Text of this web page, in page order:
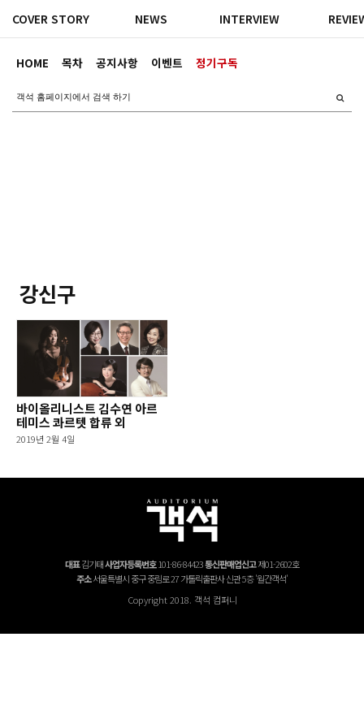
HOME 목차 공지사항 이벤트 정기구독
COVER STORY NEWS INTERVIEW
강신구
바이올리니스트 김수연 아르
테미스 콰르텟 합류 외
2019년 2월 4일
대표김기태사업자등록번호101-86-84423통신판매업신고제01-2602호
주소서울특별시 중구 중림로 27 가톨릭출판사 신관 5층 '월간객석'
Copyright 2018. 객석 컴퍼니